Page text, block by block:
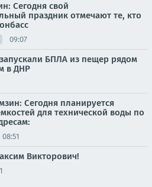
Сегодня свой
праздник отмечают те, кто
09:07
БПЛА из пещер рядом
в ДНР
Сегодня планируется
для технической воды по
08:51
Викторович!